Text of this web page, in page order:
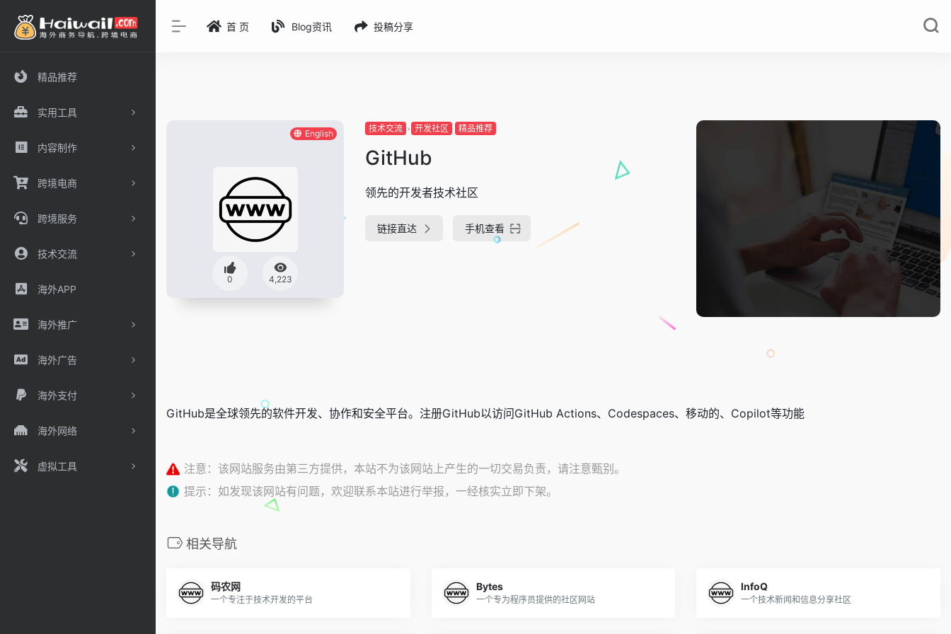
精品推荐
实用工具
内容制作
跨境电商
跨境服务
技术交流
海外APP
海外推广
海外广告
海外支付
海外网络
虚拟工具
首 页 Blog资讯 投稿分享
English
0 4,223
技术交流 开发社区 精品推荐
GitHub
领先的开发者技术社区
链接直达 手机查看
GitHub是全球领先的软件开发、协作和安全平台。注册GitHub以访问GitHub Actions、Codespaces、移动的、Copilot等功能
注意：该网站服务由第三方提供，本站不为该网站上产生的一切交易负责，请注意甄别。
提示：如发现该网站有问题，欢迎联系本站进行举报，一经核实立即下架。
相关导航
码农网
一个专注于技术开发的平台
Bytes
一个专为程序员提供的社区网站
InfoQ
一个技术新闻和信息分享社区